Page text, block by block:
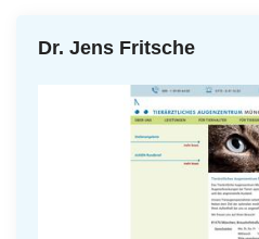
Dr. Jens Fritsche